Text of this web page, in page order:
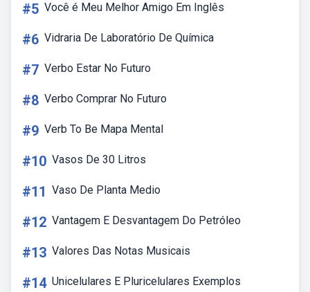
#5 Você é Meu Melhor Amigo Em Inglês
#6 Vidraria De Laboratório De Química
#7 Verbo Estar No Futuro
#8 Verbo Comprar No Futuro
#9 Verb To Be Mapa Mental
#10 Vasos De 30 Litros
#11 Vaso De Planta Medio
#12 Vantagem E Desvantagem Do Petróleo
#13 Valores Das Notas Musicais
#14 Unicelulares E Pluricelulares Exemplos